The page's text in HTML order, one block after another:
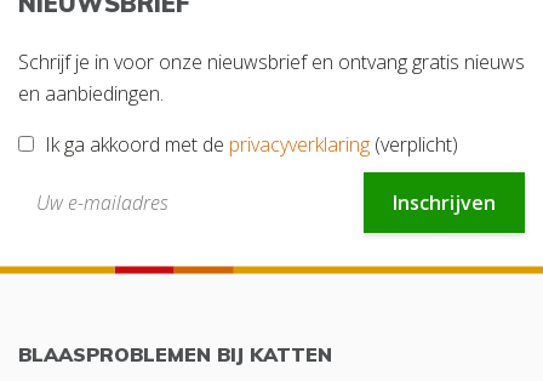
Schrijf je in voor onze nieuwsbrief en ontvang gratis nieuws
en aanbiedingen.
Ik ga akkoord met de privacyverklaring (verplicht)
Inschrijven
BLAASPROBLEMEN BIJ KATTEN